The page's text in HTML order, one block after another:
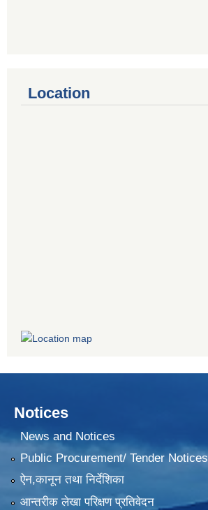
Location
Notices
News and Notices
Public Procurement/ Tender Notices
ऐन,कानून तथा निर्देशिका
आन्तरीक लेखा परिक्षण प्रतिवेदन